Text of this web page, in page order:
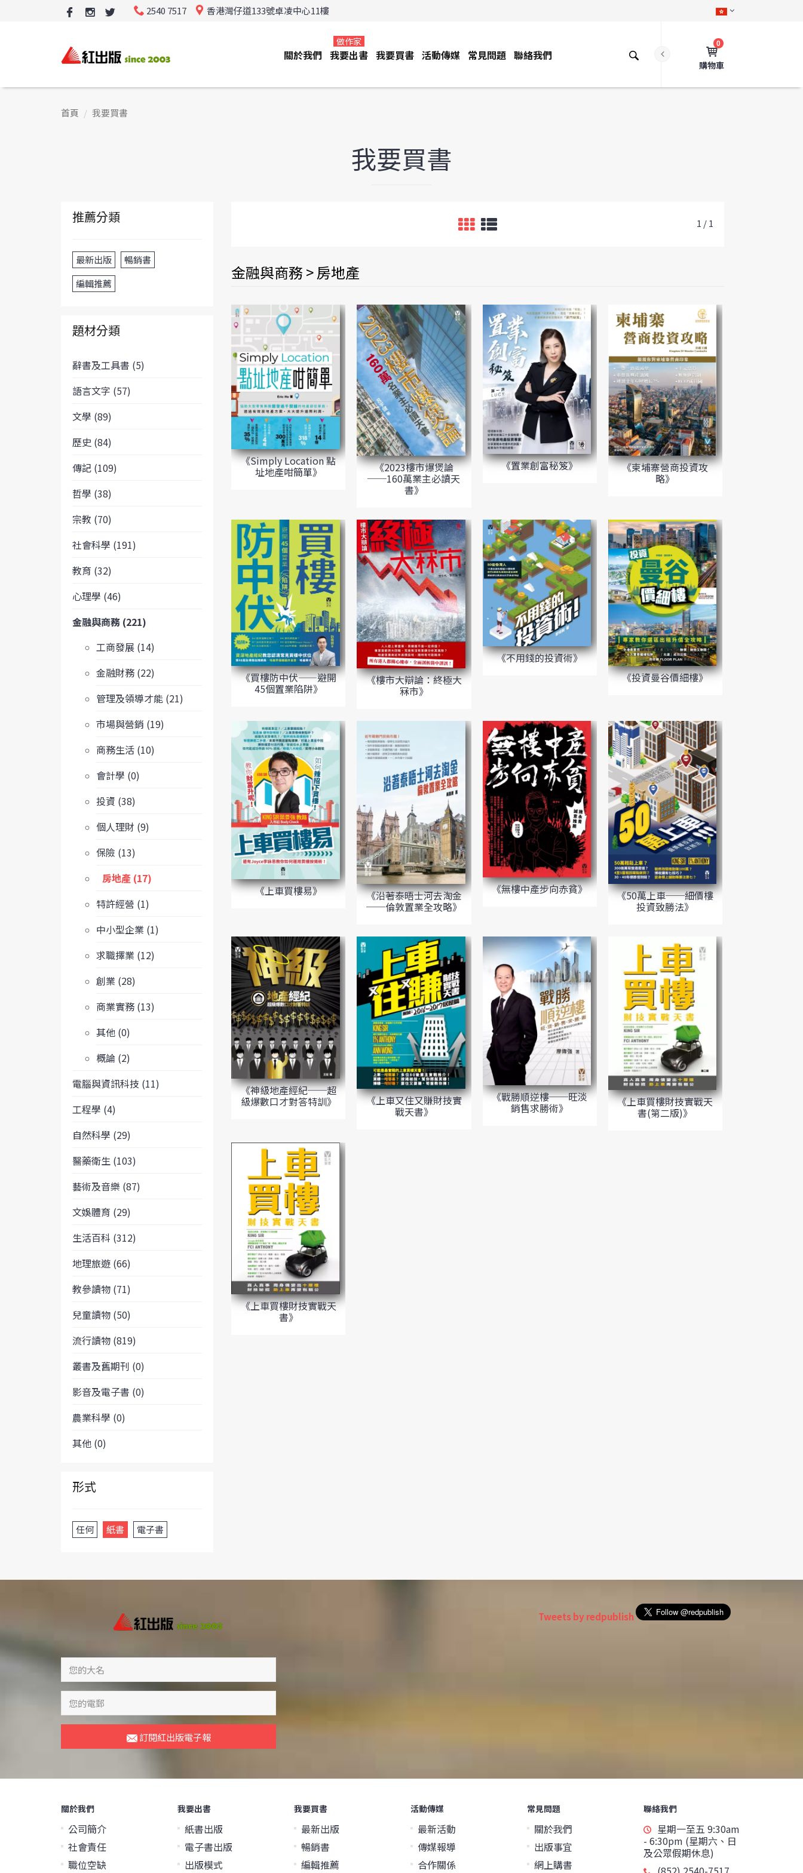
2540 7517 香港灣仔道133號卓凌中心11樓
0
購物車
關於我們 我要出書
做作家
我要買書 活動傳媒 常見問題 聯絡我們
首頁 我要買書
我要買書
推薦分類
最新出版
暢銷書
編輯推薦
題材分類
辭書及工具書 (5)
語言文字 (57)
文學 (89)
歷史 (84)
傳記 (109)
哲學 (38)
宗教 (70)
社會科學 (191)
教育 (32)
心理學 (46)
金融與商務 (221)
工商發展 (14)
金融財務 (22)
管理及領導才能 (21)
市場與營銷 (19)
商務生活 (10)
會計學 (0)
投資 (38)
個人理財 (9)
保險 (13)
房地產 (17)
特許經營 (1)
中小型企業 (1)
求職擇業 (12)
創業 (28)
商業實務 (13)
其他 (0)
概論 (2)
電腦與資訊科技 (11)
工程學 (4)
自然科學 (29)
醫藥衛生 (103)
藝術及音樂 (87)
文娛體育 (29)
生活百科 (312)
地理旅遊 (66)
教參讀物 (71)
兒童讀物 (50)
流行讀物 (819)
叢書及舊期刊 (0)
影音及電子書 (0)
農業科學 (0)
其他 (0)
形式
任何 紙書 電子書
1 / 1
金融與商務 > 房地產
《Simply Location 點
址地產咁簡單》 《2023樓市爆煲論
──160萬業主必讀天
書》
《置業創富秘笈》 《柬埔寨營商投資攻
略》
《買樓防中伏——避開
45個置業陷阱》
《樓市大辯論：終極大
冧市》
《不用錢的投資術》
《投資曼谷價細樓》
《上車買樓易》 《沿著泰晤士河去淘金
──倫敦置業全攻略》
《無樓中產步向赤貧》 《50萬上車──細價樓
投資致勝法》
《神級地產經紀──超
級爆數口才對答特訓》 《上車又住又賺財技實
戰天書》
《戰勝順逆樓──旺淡
銷售求勝術》 《上車買樓財技實戰天
書(第二版)》
《上車買樓財技實戰天
書》
訂閱紅出版電子報
Tweets by redpublish
關於我們
公司簡介
社會責任
職位空缺
我要出書
紙書出版
電子書出版
出版模式
我要買書
最新出版
暢銷書
編輯推薦
活動傳媒
最新活動
傳媒報導
合作關係
常見問題
關於我們
出版事宜
網上購書
聯絡我們
星期一至五 9:30am
- 6:30pm (星期六、日
及公眾假期休息)